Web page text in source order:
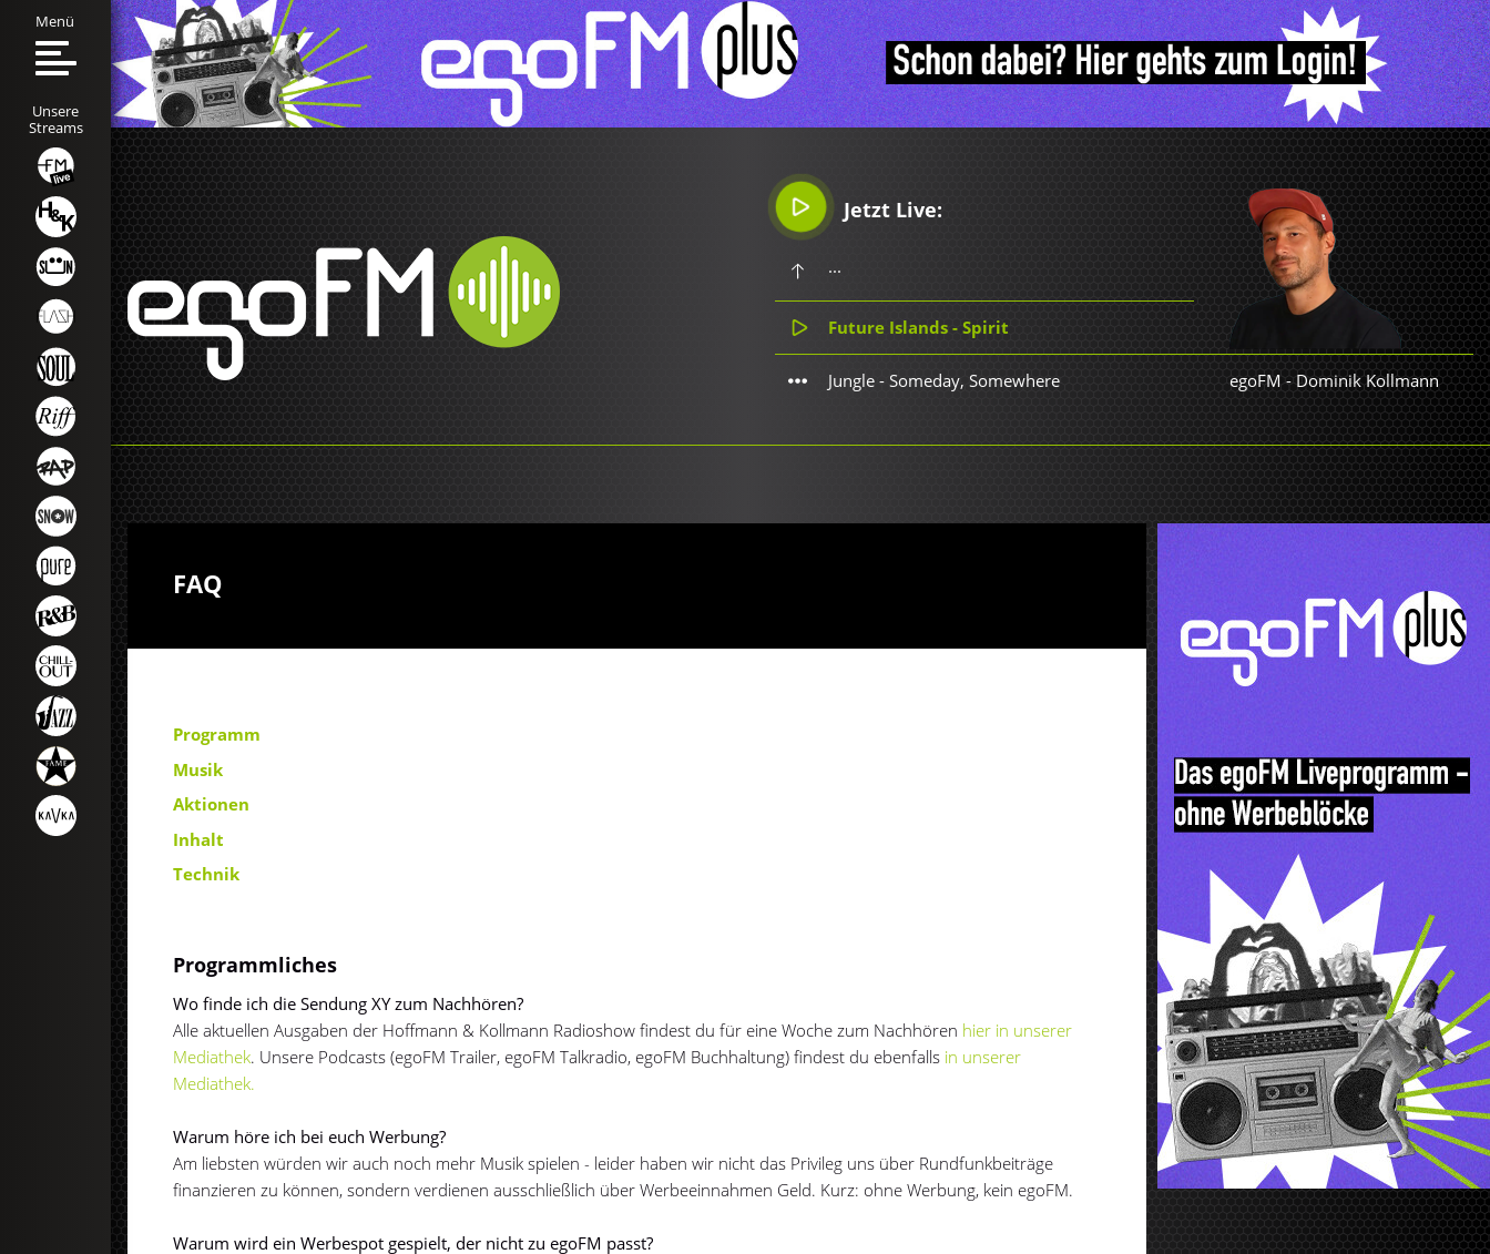
Jetzt Live:
...
Future Islands - Spirit
Jungle - Someday, Somewhere egoFM - Dominik Kollmann
Menü
Unsere
Streams
FAQ
Programm
Musik
Aktionen
Inhalt
Technik
Programmliches
Wo finde ich die Sendung XY zum Nachhören?
Alle aktuellen Ausgaben der Hoffmann & Kollmann Radioshow findest du für eine Woche zum Nachhören hier in unserer
Mediathek. Unsere Podcasts (egoFM Trailer, egoFM Talkradio, egoFM Buchhaltung) findest du ebenfalls in unserer
Mediathek.
Warum höre ich bei euch Werbung?
Am liebsten würden wir auch noch mehr Musik spielen - leider haben wir nicht das Privileg uns über Rundfunkbeiträge
finanzieren zu können, sondern verdienen ausschließlich über Werbeeinnahmen Geld. Kurz: ohne Werbung, kein egoFM.
Warum wird ein Werbespot gespielt, der nicht zu egoFM passt?